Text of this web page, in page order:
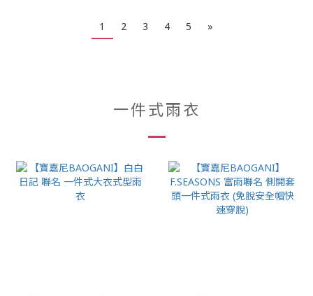
1 2 3 4 5 »
一件式雨衣